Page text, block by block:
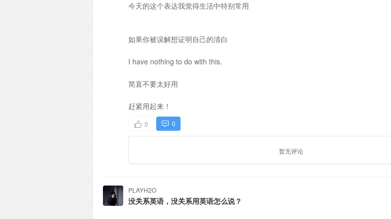
今天的这个表达我觉得生活中特别常用
如果你被误解想证明自己的清白
I have nothing to do with this.
简直不要太好用
赶紧用起来！
0 0
暂无评论
PLAYH2O
没关系英语，没关系用英语怎么说？